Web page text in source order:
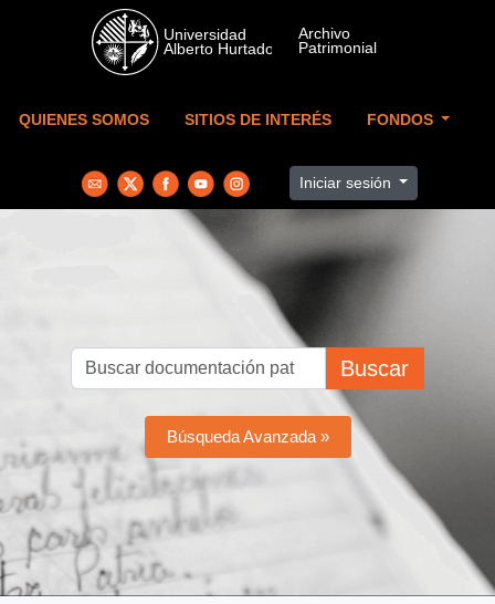
Skip to main content
QUIENES SOMOS SITIOS DE INTERÉS FONDOS
Iniciar sesión
Buscar
Búsqueda Avanzada »